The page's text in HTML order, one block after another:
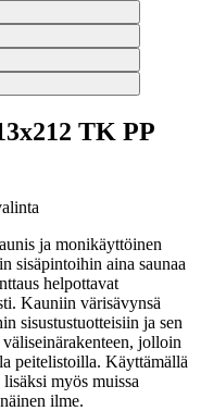
TK PP
ja monikäyttöinen
sisäpintoihin aina saunaa
helpottavat
Kauniin värisävynsä
sisustustuotteisiin ja sen
jolloin
peitelistoilla. Käyttämällä
myös muissa
ilme.